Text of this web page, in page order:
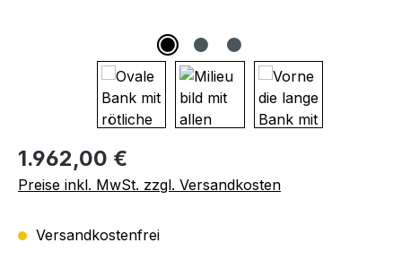
Regulärer Preis:
1.962,00 €
Preise inkl. MwSt. zzgl. Versandkosten
Versandkostenfrei